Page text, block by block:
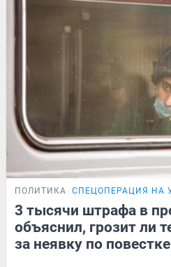
ПОЛИТИКА СПЕЦОПЕРАЦИЯ НА
3 тысячи штрафа в
объяснил, грозит ли
за неявку по повестке